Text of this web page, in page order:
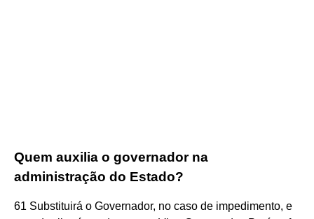
Quem auxilia o governador na
administração do Estado?
61 Substituirá o Governador, no caso de impedimento, e